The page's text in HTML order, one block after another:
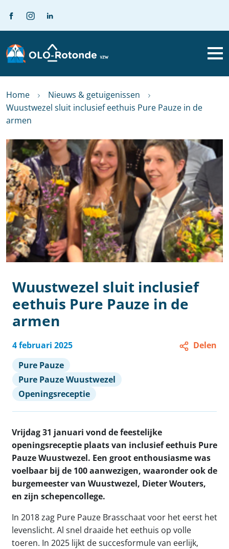
Home
Nieuws & getuigenissen
Wuustwezel sluit inclusief eethuis Pure Pauze in de
armen
Wuustwezel sluit inclusief
eethuis Pure Pauze in de
armen
Delen
4 februari 2025
Pure Pauze
Pure Pauze Wuustwezel
Openingsreceptie
Vrijdag 31 januari vond de feestelijke
openingsreceptie plaats van inclusief eethuis Pure
Pauze Wuustwezel. Een groot enthousiasme was
voelbaar bij de 100 aanwezigen, waaronder ook de
burgemeester van Wuustwezel, Dieter Wouters,
en zijn schepencollege.
In 2018 zag Pure Pauze Brasschaat voor het eerst het
levenslicht. Al snel draaide het eethuis op volle
toeren. In 2025 lijkt de succesformule van eerlijk,